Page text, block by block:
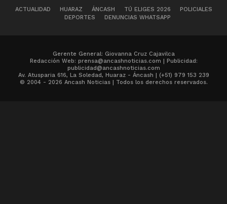
ACTUALIDAD HUARAZ ÁNCASH TÚ ELIGES 2026
POLICIALES
DEPORTES
DENUNCIAS WHATSAPP
Gerente General: Giovanna Cruz Cajavilca
Redacción Web: prensa@ancashnoticias.com | Publicidad:
publicidad@ancashnoticias.com
Av. Atusparia 616, La Soledad, Huaraz - Áncash | (+51) 979 153 239
© 2004 - 2026 Ancash Noticias | Todos los derechos reservados.